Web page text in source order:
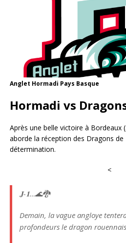
Anglet Hormadi Pays Basque
Hormadi vs
Après une belle victoire à Bordeaux
aborde la réception des Dragons
détermination.
<
𝐉-𝟏…🌊🐉
Demain, la vague angloye
profondeurs le dragon